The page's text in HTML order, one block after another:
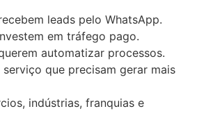
leads pelo WhatsApp.
em tráfego pago.
automatizar processos.
serviço que precisam gerar mais
indústrias, franquias e